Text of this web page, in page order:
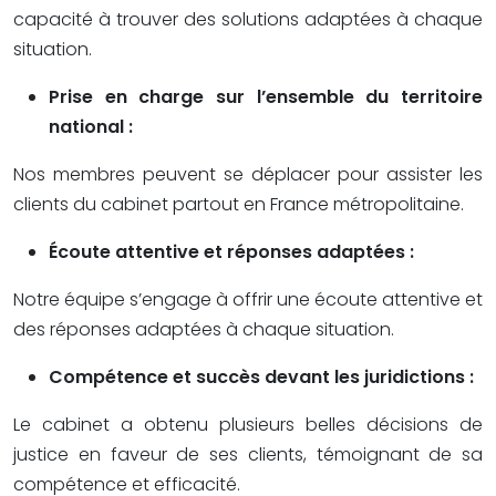
capacité à trouver des solutions adaptées à chaque
situation.
Prise en charge sur l’ensemble du territoire
national :
Nos membres peuvent se déplacer pour assister les
clients du cabinet partout en France métropolitaine.
Écoute attentive et réponses adaptées :
Notre équipe s’engage à offrir une écoute attentive et
des réponses adaptées à chaque situation.
Compétence et succès devant les juridictions :
Le cabinet a obtenu plusieurs belles décisions de
justice en faveur de ses clients, témoignant de sa
compétence et efficacité.